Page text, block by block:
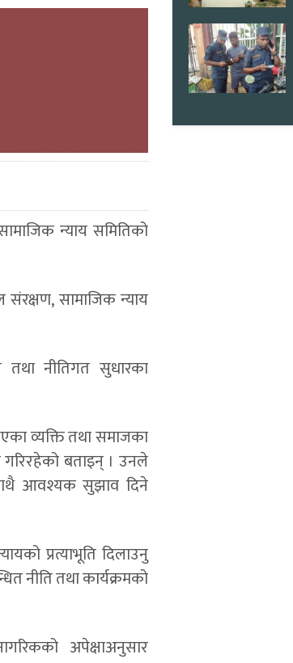
न्याय समितिको
सामाजिक न्याय
तथा नीतिगत सुधारका
व्यक्ति तथा समाजका
बताइन् । उनले
साथै आवश्यक सुझाव दिने
प्रत्याभूति दिलाउनु
नीति तथा कार्यक्रमको
अपेक्षाअनुसार